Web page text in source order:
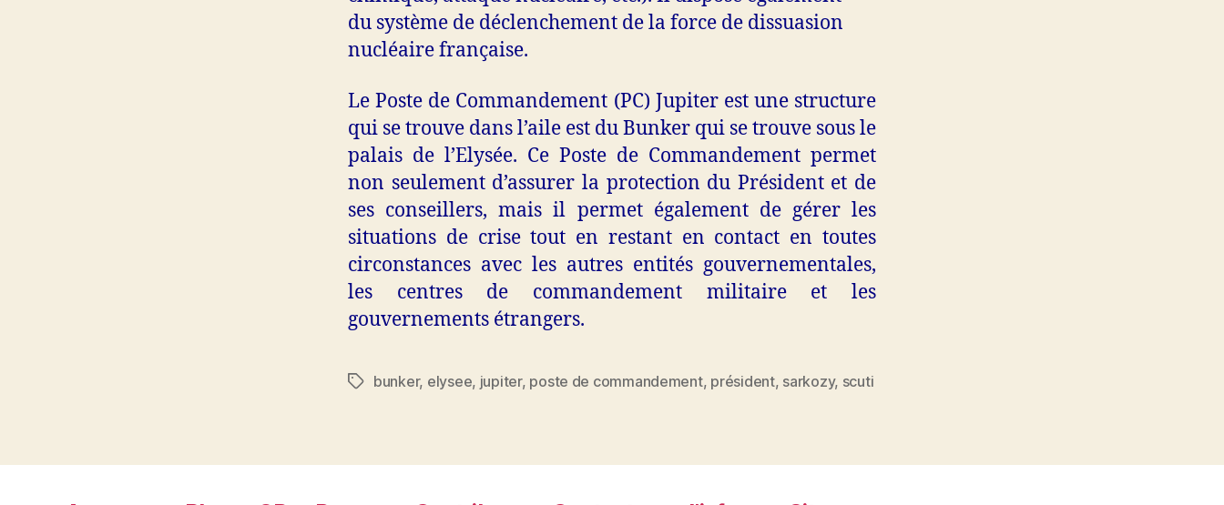
du système de déclenchement de la force de dissuasion
nucléaire française.
Le Poste de Commandement (PC) Jupiter est une structure
qui se trouve dans l’aile est du Bunker qui se trouve sous le
palais de l’Elysée. Ce Poste de Commandement permet
non seulement d’assurer la protection du Président et de
ses conseillers, mais il permet également de gérer les
situations de crise tout en restant en contact en toutes
circonstances avec les autres entités gouvernementales,
les centres de commandement militaire et les
gouvernements étrangers.
Étiquettes
bunker, elysee, jupiter, poste de commandement, président, sarkozy, scuti